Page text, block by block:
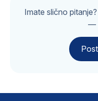
Imate slično
—